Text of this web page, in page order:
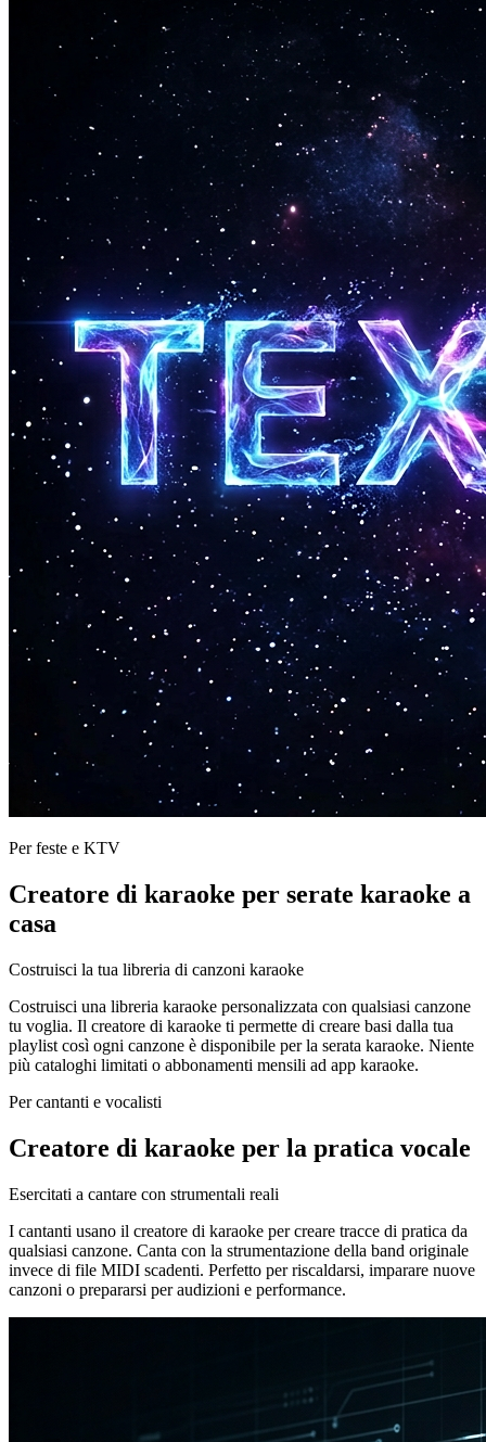
Per feste e KTV
Creatore di karaoke per serate karaoke a
casa
Costruisci la tua libreria di canzoni karaoke
Costruisci una libreria karaoke personalizzata con qualsiasi canzone
tu voglia. Il creatore di karaoke ti permette di creare basi dalla tua
playlist così ogni canzone è disponibile per la serata karaoke. Niente
più cataloghi limitati o abbonamenti mensili ad app karaoke.
Per cantanti e vocalisti
Creatore di karaoke per la pratica vocale
Esercitati a cantare con strumentali reali
I cantanti usano il creatore di karaoke per creare tracce di pratica da
qualsiasi canzone. Canta con la strumentazione della band originale
invece di file MIDI scadenti. Perfetto per riscaldarsi, imparare nuove
canzoni o prepararsi per audizioni e performance.